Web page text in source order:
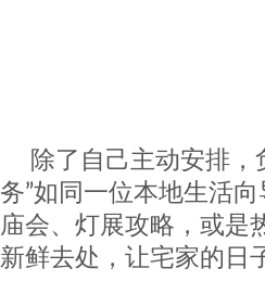
除了自己主动安排
务”如同一位本地生活
庙会、灯展攻略，或是
新鲜去处，让宅家的日